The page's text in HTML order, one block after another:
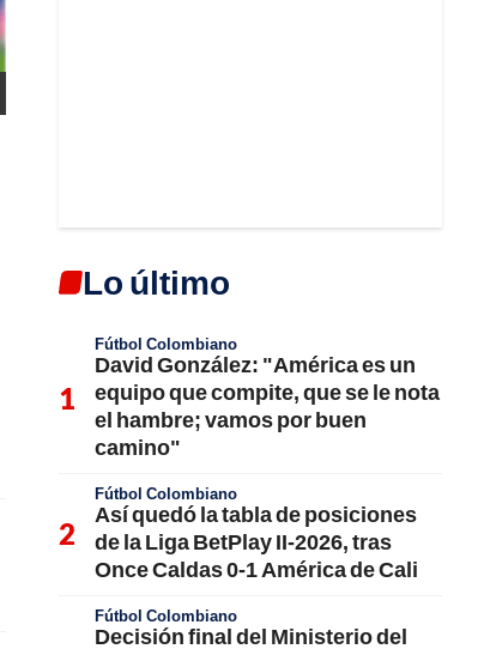
Lo último
Fútbol Colombiano
David González: "América es un
equipo que compite, que se le nota
el hambre; vamos por buen
camino"
Fútbol Colombiano
Así quedó la tabla de posiciones
de la Liga BetPlay II-2026, tras
Once Caldas 0-1 América de Cali
Fútbol Colombiano
Decisión final del Ministerio del